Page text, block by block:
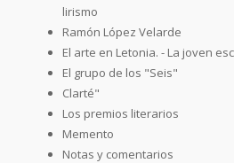
lirismo
Ramón López Velarde
El arte en Letonia. - La joven
El grupo de los "Seis"
Clarté"
Los premios literarios
Memento
Notas y comentarios